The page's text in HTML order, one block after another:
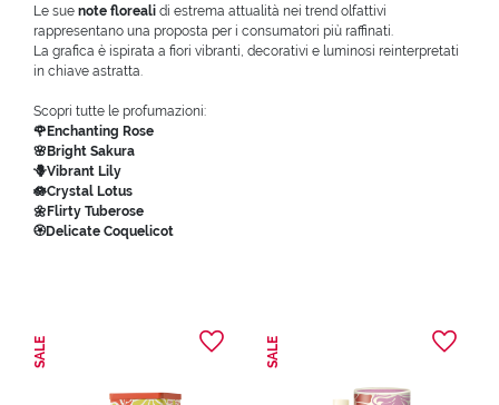
Le sue note floreali di estrema attualità nei trend olfattivi
rappresentano una proposta per i consumatori più raffinati.
La grafica è ispirata a fiori vibranti, decorativi e luminosi reinterpretati
in chiave astratta.
Scopri tutte le profumazioni:
🌹Enchanting Rose
🌸Bright Sakura
🪻Vibrant Lily
🪷Crystal Lotus
🌼Flirty Tuberose
🏵️Delicate Coquelicot
SALE SALE